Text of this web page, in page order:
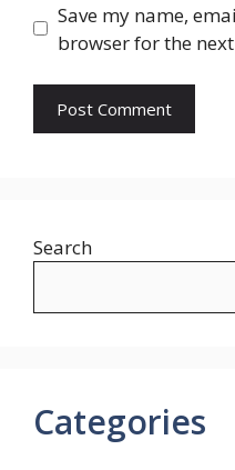
Save my name,
browser for the
Search
Categories